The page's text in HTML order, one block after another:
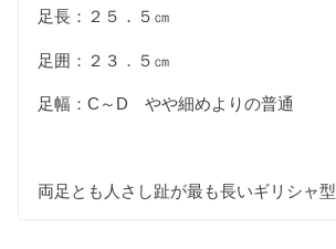
足長：２５．５㎝
足囲：２３．５㎝
足幅：C～D やや細めよりの普通
両足とも人さし趾が最も長いギリシャ型